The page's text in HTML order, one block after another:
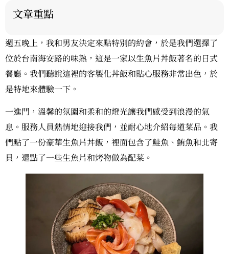
文章重點
週五晚上，我和男友決定來點特別的約會，於是我們選擇了
位於台南海安路的味熟，這是一家以生魚片丼飯著名的日式
餐廳。我們聽說這裡的客製化丼飯和貼心服務非常出色，於
是特地來體驗一下。
一進門，溫馨的氛圍和柔和的燈光讓我們感受到浪漫的氣
息。服務人員熱情地迎接我們，並耐心地介紹每道菜品。我
們點了一份豪華生魚片丼飯，裡面包含了鮭魚、鮪魚和北寄
貝，還點了一些生魚片和烤物做為配菜。